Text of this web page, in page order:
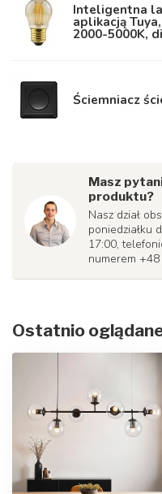
Inteligentna
aplikacją
2000-5000K,
Ściemniacz
Masz
produktu?
Nasz dział
poniedziałku
17:00,
numerem
Ostatnio